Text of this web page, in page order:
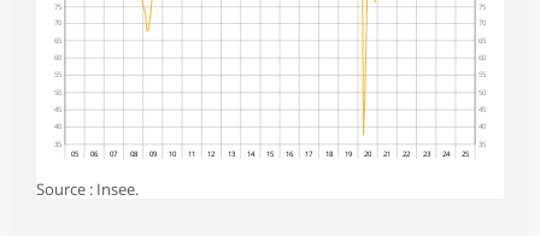
75
70
65
60
55
50
45
40
35 35
40
45
50
55
60
65
70
75
05 06 07 08 09 10 11 12 13 14 15 16 17 18 19 20 21 22 23 24 25
Source : Insee.